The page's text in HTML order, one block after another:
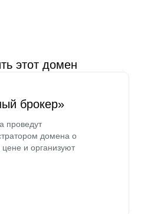
этот домен
брокер»
проведут
домена о
и организуют